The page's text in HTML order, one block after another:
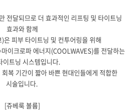
전달되므로 더 효과적인 리프팅 및 타이트닝
효과와 함께
피부 타이트닝 및 컨투어링을 위해
이크로파 에너지(COOLWAVES)를 전달하는
이트닝 시스템입니다.
복 기간이 짧아 바쁜 현대인들에게 적합한
시술입니다.
[쥬베룩 볼륨]